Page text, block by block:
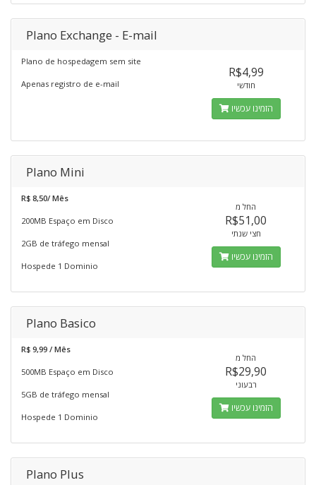
Plano Exchange - E-mail
Plano de hospedagem sem site
Apenas registro de e-mail
R$4,99
חודשי
הזמינו עכשיו
Plano Mini
R$ 8,50/ Mês
200MB Espaço em Disco
2GB de tráfego mensal
Hospede 1 Dominio
החל מ
R$51,00
חצי שנתי
הזמינו עכשיו
Plano Basico
R$ 9,99 / Mês
500MB Espaço em Disco
5GB de tráfego mensal
Hospede 1 Dominio
החל מ
R$29,90
רבעוני
הזמינו עכשיו
Plano Plus